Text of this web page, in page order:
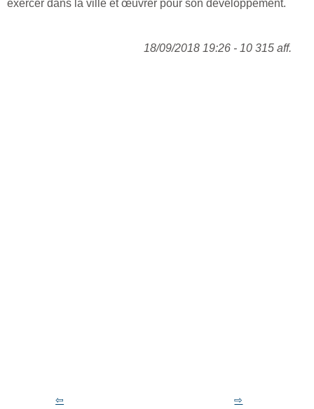
exercer dans la ville et œuvrer pour son développement.
18/09/2018 19:26 - 10 315 aff.